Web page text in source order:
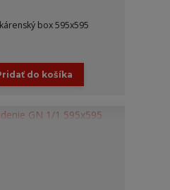
box 595x595
do košíka